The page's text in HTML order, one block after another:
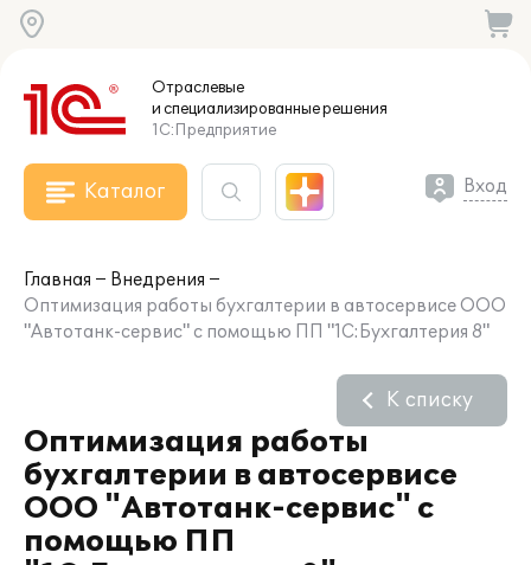
Отраслевые
и специализированныерешения
1С:Предприятие
Каталог Вход
Главная
Внедрения
Оптимизация работы бухгалтерии в автосервисе ООО
"Автотанк-сервис" с помощью ПП "1С:Бухгалтерия 8"
Оптимизация работы
бухгалтерии в автосервисе
ООО "Автотанк-сервис" с
помощью ПП
К списку